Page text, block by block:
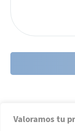
Valoramos tu